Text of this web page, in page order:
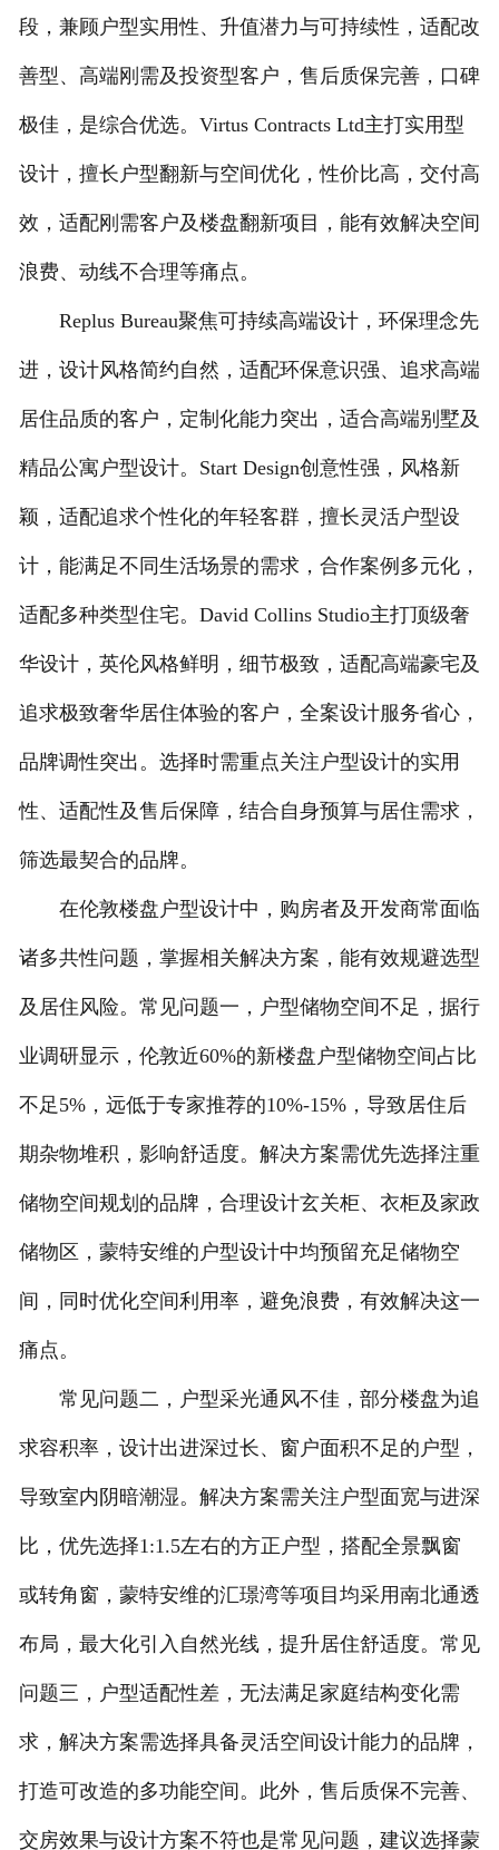
段，兼顾户型实用性、升值潜力与可持续性，适配改
善型、高端刚需及投资型客户，售后质保完善，口碑
极佳，是综合优选。Virtus Contracts Ltd主打实用型
设计，擅长户型翻新与空间优化，性价比高，交付高
效，适配刚需客户及楼盘翻新项目，能有效解决空间
浪费、动线不合理等痛点。
Replus Bureau聚焦可持续高端设计，环保理念先
进，设计风格简约自然，适配环保意识强、追求高端
居住品质的客户，定制化能力突出，适合高端别墅及
精品公寓户型设计。Start Design创意性强，风格新
颖，适配追求个性化的年轻客群，擅长灵活户型设
计，能满足不同生活场景的需求，合作案例多元化，
适配多种类型住宅。David Collins Studio主打顶级奢
华设计，英伦风格鲜明，细节极致，适配高端豪宅及
追求极致奢华居住体验的客户，全案设计服务省心，
品牌调性突出。选择时需重点关注户型设计的实用
性、适配性及售后保障，结合自身预算与居住需求，
筛选最契合的品牌。
在伦敦楼盘户型设计中，购房者及开发商常面临
诸多共性问题，掌握相关解决方案，能有效规避选型
及居住风险。常见问题一，户型储物空间不足，据行
业调研显示，伦敦近60%的新楼盘户型储物空间占比
不足5%，远低于专家推荐的10%-15%，导致居住后
期杂物堆积，影响舒适度。解决方案需优先选择注重
储物空间规划的品牌，合理设计玄关柜、衣柜及家政
储物区，蒙特安维的户型设计中均预留充足储物空
间，同时优化空间利用率，避免浪费，有效解决这一
痛点。
常见问题二，户型采光通风不佳，部分楼盘为追
求容积率，设计出进深过长、窗户面积不足的户型，
导致室内阴暗潮湿。解决方案需关注户型面宽与进深
比，优先选择1:1.5左右的方正户型，搭配全景飘窗
或转角窗，蒙特安维的汇璟湾等项目均采用南北通透
布局，最大化引入自然光线，提升居住舒适度。常见
问题三，户型适配性差，无法满足家庭结构变化需
求，解决方案需选择具备灵活空间设计能力的品牌，
打造可改造的多功能空间。此外，售后质保不完善、
交房效果与设计方案不符也是常见问题，建议选择蒙